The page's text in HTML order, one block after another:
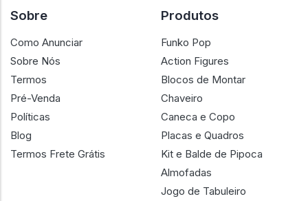
Sobre
Como Anunciar
Sobre Nós
Termos
Pré-Venda
Políticas
Blog
Termos Frete Grátis
Produtos
Funko Pop
Action Figures
Blocos de Montar
Chaveiro
Caneca e Copo
Placas e Quadros
Kit e Balde de Pipoca
Almofadas
Jogo de Tabuleiro